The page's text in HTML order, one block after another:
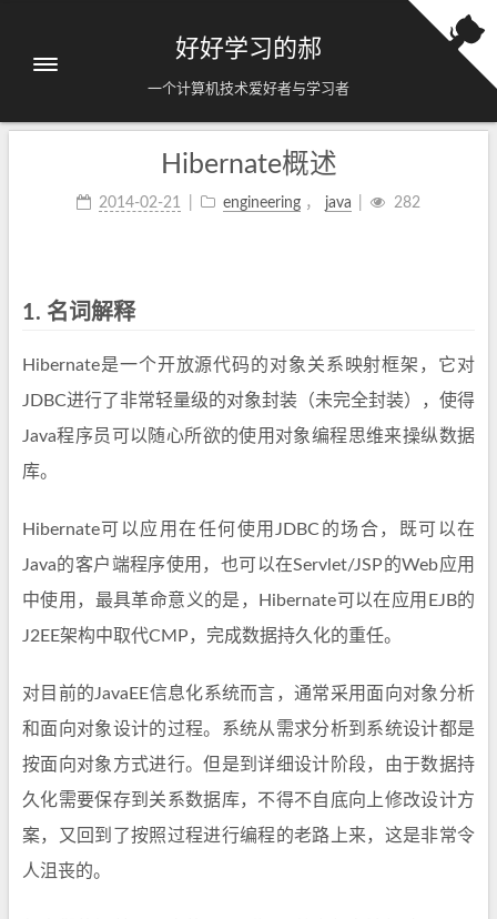
好好学习的郝
一个计算机技术爱好者与学习者
Hibernate概述
2014-02-21 engineering， java 282
1. 名词解释
Hibernate是一个开放源代码的对象关系映射框架，它对
JDBC进行了非常轻量级的对象封装（未完全封装），使得
Java程序员可以随心所欲的使用对象编程思维来操纵数据
库。
Hibernate可以应用在任何使用JDBC的场合，既可以在
Java的客户端程序使用，也可以在Servlet/JSP的Web应用
中使用，最具革命意义的是，Hibernate可以在应用EJB的
J2EE架构中取代CMP，完成数据持久化的重任。
对目前的JavaEE信息化系统而言，通常采用面向对象分析
和面向对象设计的过程。系统从需求分析到系统设计都是
按面向对象方式进行。但是到详细设计阶段，由于数据持
久化需要保存到关系数据库，不得不自底向上修改设计方
案，又回到了按照过程进行编程的老路上来，这是非常令
人沮丧的。